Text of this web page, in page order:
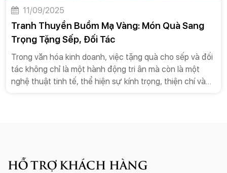
11/09/2025
Tranh Thuyền Buồm Mạ Vàng: Món Quà Sang
Trọng Tặng Sếp, Đối Tác
Trong văn hóa kinh doanh, việc tặng quà cho sếp và đối
tác không chỉ là một hành động tri ân mà còn là một
nghệ thuật tinh tế, thể hiện sự kính trọng, thiện chí và
phong thủy, giá trị thẩm mỹ cho đến sự sang trọng và
HỖ TRỢ KHÁCH HÀNG